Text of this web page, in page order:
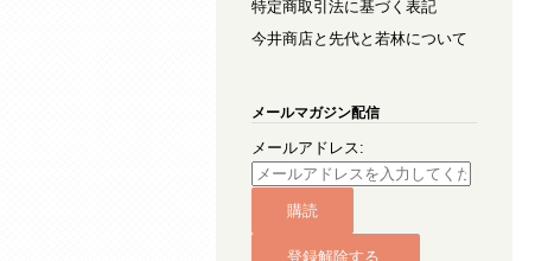
特定商取引法に基づく表記
今井商店と先代と若林について
メールマガジン配信
メールアドレス: